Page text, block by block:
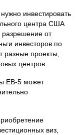
инвестировать
центра США
от
инвесторов по
разные проекты,
центров.
EB-5 может
виз,